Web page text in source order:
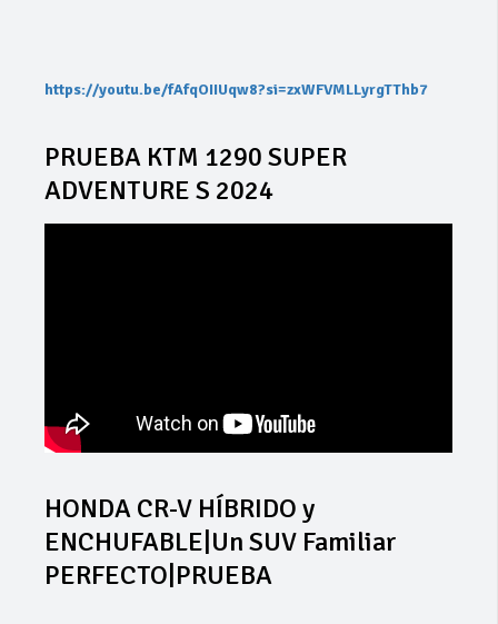
https://youtu.be/fAfqOIIUqw8?si=zxWFVMLLyrgTThb7
PRUEBA KTM 1290 SUPER
ADVENTURE S 2024
HONDA CR-V HÍBRIDO y
ENCHUFABLE|Un SUV Familiar
PERFECTO|PRUEBA